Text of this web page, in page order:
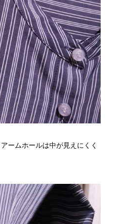
ームホールは中が見えにくく